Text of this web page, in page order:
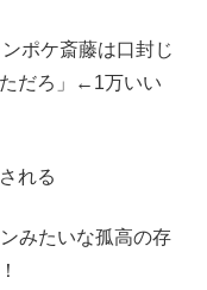
ポケ斎藤は口封じ
だろ」←1万いい
れる
みたいな孤高の存